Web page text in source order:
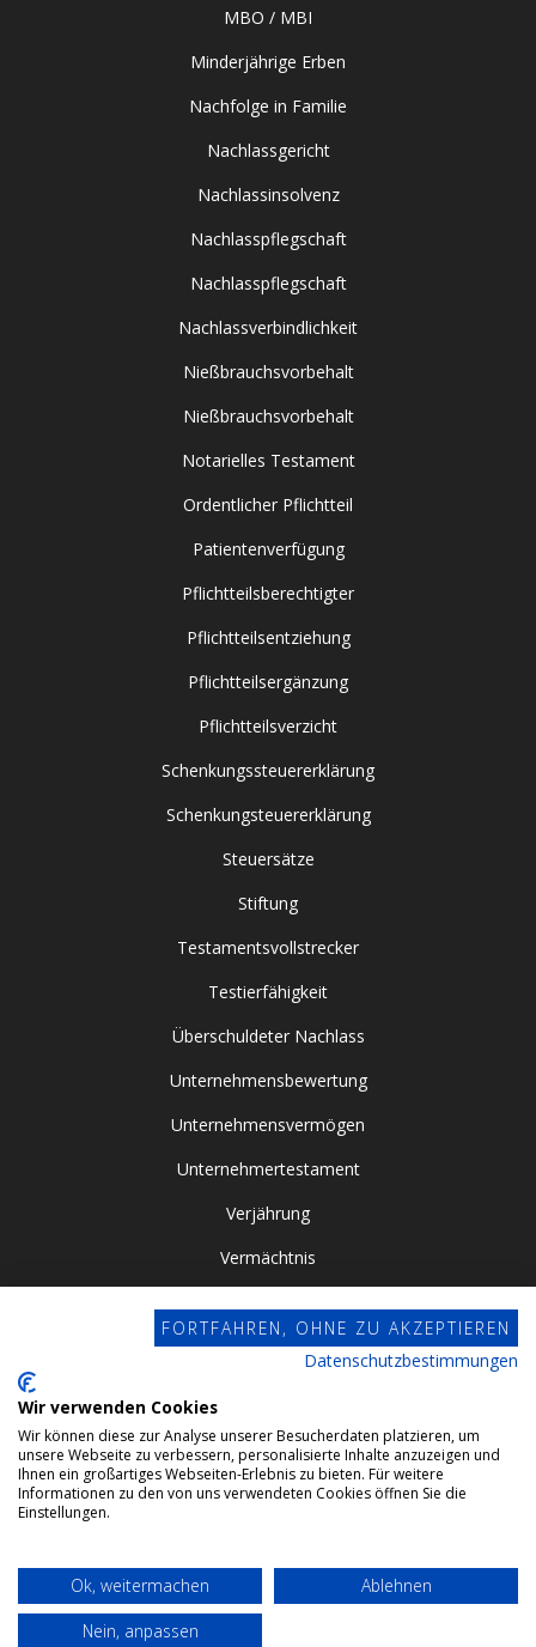
MBO / MBI
Minderjährige Erben
Nachfolge in Familie
Nachlassgericht
Nachlassinsolvenz
Nachlasspflegschaft
Nachlasspflegschaft
Nachlassverbindlichkeit
Nießbrauchsvorbehalt
Nießbrauchsvorbehalt
Notarielles Testament
Ordentlicher Pflichtteil
Patientenverfügung
Pflichtteilsberechtigter
Pflichtteilsentziehung
Pflichtteilsergänzung
Pflichtteilsverzicht
Schenkungssteuererklärung
Schenkungsteuererklärung
Steuersätze
Stiftung
Testamentsvollstrecker
Testierfähigkeit
Überschuldeter Nachlass
Unternehmensbewertung
Unternehmensvermögen
Unternehmertestament
Verjährung
Vermächtnis
Vorsorgevollmacht
© 2024 Gehrlein & Kollegen GbR. All rights reserved.
Datenschutz
Impressum
FORTFAHREN, OHNE ZU AKZEPTIEREN
Datenschutzbestimmungen
Wir verwenden Cookies
Wir können diese zur Analyse unserer Besucherdaten platzieren, um
unsere Webseite zu verbessern, personalisierte Inhalte anzuzeigen und
Ihnen ein großartiges Webseiten-Erlebnis zu bieten. Für weitere
Informationen zu den von uns verwendeten Cookies öffnen Sie die
Einstellungen.
Ok, weitermachen
Ablehnen
Nein, anpassen